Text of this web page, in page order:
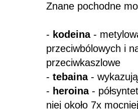
Znane pochodne
- kodeina-
przeciwbólowych i
przeciwkaszlowe
- tebaina-
- heroina-
niej około 7x